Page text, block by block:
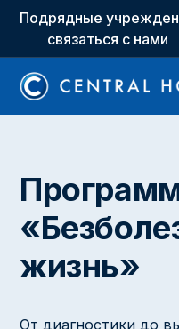
Подрядные
связаться с нами
жизнь»
От диагностики до